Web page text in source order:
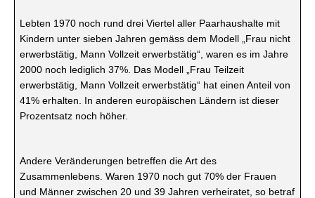
Lebten 1970 noch rund drei Viertel aller Paarhaushalte mit
Kindern unter sieben Jahren gemäss dem Modell „Frau nicht
erwerbstätig, Mann Vollzeit erwerbstätig“, waren es im Jahre
2000 noch lediglich 37%. Das Modell „Frau Teilzeit
erwerbstätig, Mann Vollzeit erwerbstätig“ hat einen Anteil von
41% erhalten. In anderen europäischen Ländern ist dieser
Prozentsatz noch höher.
Andere Veränderungen betreffen die Art des
Zusammenlebens. Waren 1970 noch gut 70% der Frauen
und Männer zwischen 20 und 39 Jahren verheiratet, so betraf